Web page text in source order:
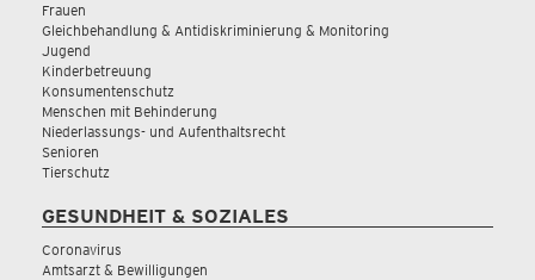
Frauen
Gleichbehandlung & Antidiskriminierung & Monitoring
Jugend
Kinderbetreuung
Konsumentenschutz
Menschen mit Behinderung
Niederlassungs- und Aufenthaltsrecht
Senioren
Tierschutz
GESUNDHEIT & SOZIALES
Coronavirus
Amtsarzt & Bewilligungen